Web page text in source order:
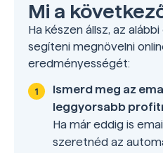
Mi a
Ha készen állsz, az
segíteni megnövelni
eredményességét:
Ismerd meg az
leggyorsabb
Ha már eddig is
szeretnéd az